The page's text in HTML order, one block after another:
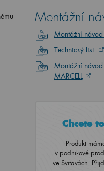
Montážní
Montážní návod
Technický list
Montážní návod
MARCELL
Chcete
Produkt
v podnikové
ve Svitavách.